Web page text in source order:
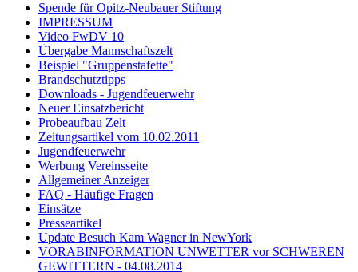
Spende für Opitz-Neubauer Stiftung
IMPRESSUM
Video FwDV 10
Übergabe Mannschaftszelt
Beispiel "Gruppenstafette"
Brandschutztipps
Downloads - Jugendfeuerwehr
Neuer Einsatzbericht
Probeaufbau Zelt
Zeitungsartikel vom 10.02.2011
Jugendfeuerwehr
Werbung Vereinsseite
Allgemeiner Anzeiger
FAQ - Häufige Fragen
Einsätze
Presseartikel
Update Besuch Kam Wagner in NewYork
VORABINFORMATION UNWETTER vor SCHWEREN
GEWITTERN - 04.08.2014